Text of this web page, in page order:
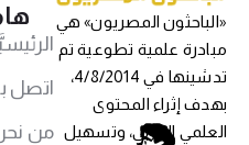
«الباحثون المصريون» هي
مبادرة علمية تطوعية تم
تدشينها في 4/8/2014،
بهدف إثراء المحتوى
العلمي العربي، وتسهيل
اتصل
من